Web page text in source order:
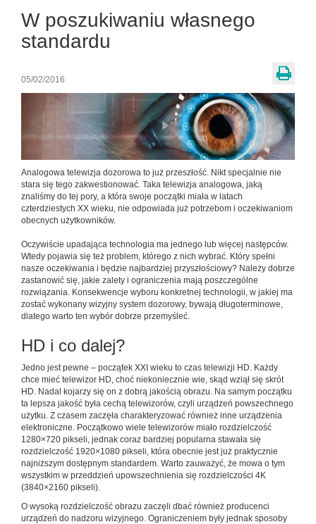
W poszukiwaniu własnego
standardu
05/02/2016
Analogowa telewizja dozorowa to już przeszłość. Nikt specjalnie nie
stara się tego zakwestionować. Taka telewizja analogowa, jaką
znaliśmy do tej pory, a która swoje początki miała w latach
czterdziestych XX wieku, nie odpowiada już potrzebom i oczekiwaniom
obecnych użytkowników.
Oczywiście upadająca technologia ma jednego lub więcej następców.
Wtedy pojawia się też problem, którego z nich wybrać. Który spełni
nasze oczekiwania i będzie najbardziej przyszłościowy? Należy dobrze
zastanowić się, jakie zalety i ograniczenia mają poszczególne
rozwiązania. Konsekwencje wyboru konkretnej technologii, w jakiej ma
zostać wykonany wizyjny system dozorowy, bywają długoterminowe,
dlatego warto ten wybór dobrze przemyśleć.
HD i co dalej?
Jedno jest pewne – początek XXI wieku to czas telewizji HD. Każdy
chce mieć telewizor HD, choć niekoniecznie wie, skąd wziął się skrót
HD. Nadal kojarzy się on z dobrą jakością obrazu. Na samym początku
ta lepsza jakość była cechą telewizorów, czyli urządzeń powszechnego
użytku. Z czasem zaczęła charakteryzować również inne urządzenia
elektroniczne. Początkowo wiele telewizorów miało rozdzielczość
1280×720 pikseli, jednak coraz bardziej popularna stawała się
rozdzielczość 1920×1080 pikseli, która obecnie jest już praktycznie
najniższym dostępnym standardem. Warto zauważyć, że mowa o tym
wszystkim w przeddzień upowszechnienia się rozdzielczości 4K
(3840×2160 pikseli).
O wysoką rozdzielczość obrazu zaczęli dbać również producenci
urządzeń do nadzoru wizyjnego. Ograniczeniem były jednak sposoby